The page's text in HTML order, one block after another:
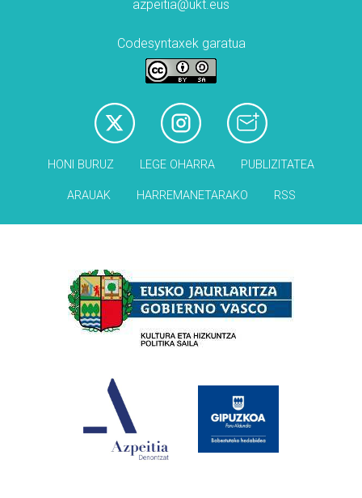
azpeitia@ukt.eus
Codesyntaxek garatua
HONI BURUZ LEGE OHARRA PUBLIZITATEA
ARAUAK HARREMANETARAKO RSS